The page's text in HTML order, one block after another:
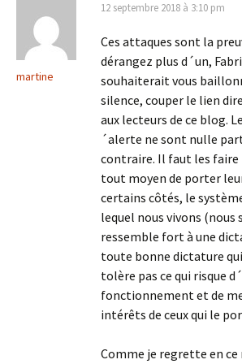
martine
12 septembre 2018 à 3:10 pm
Ces attaques sont la
dérangez plus d´un,
souhaiterait vous
silence, couper le lien
aux lecteurs de ce blog.
´alerte ne sont nulle
contraire. Il faut les
tout moyen de porter
certains côtés, le
lequel nous vivons (nous
ressemble fort à une
toute bonne dictature
tolère pas ce qui risque
fonctionnement et de
intérêts de ceux qui le
Comme je regrette en ce